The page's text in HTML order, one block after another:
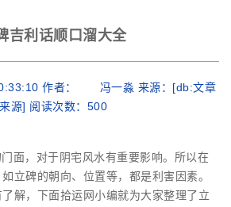
吉利话顺口溜大全
作者： 冯一淼 来源：[db:文章
来源] 阅读次数： 500
面，对于阴宅风水有重要影响。所以在
立碑的朝向、位置等，都是利害因素。
解，下面拾运网小编就为大家整理了立